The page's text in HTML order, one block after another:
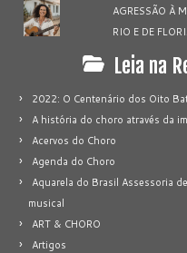
AGRESSÃO À
RIO E DE
Leia na
2022: O Centenário dos Oito
A história do choro através da
Acervos do Choro
Agenda do Choro
Aquarela do Brasil Assessoria
musical
ART & CHORO
Artigos